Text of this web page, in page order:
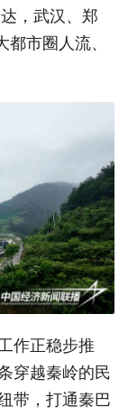
，武汉、郑
市圈人流、
作正稳步推
穿越秦岭的民
带，打通秦巴